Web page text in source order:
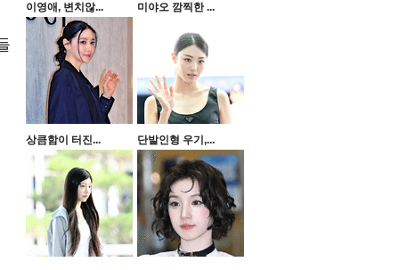
이영애, 변치않... 미야오 깜찍한 ...
상큼함이 터진... 단발인형 우기,...